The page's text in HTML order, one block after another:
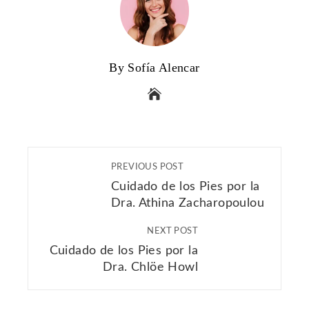
By Sofía Alencar
PREVIOUS POST
Cuidado de los Pies por la
Dra. Athina Zacharopoulou
NEXT POST
Cuidado de los Pies por la
Dra. Chlöe Howl